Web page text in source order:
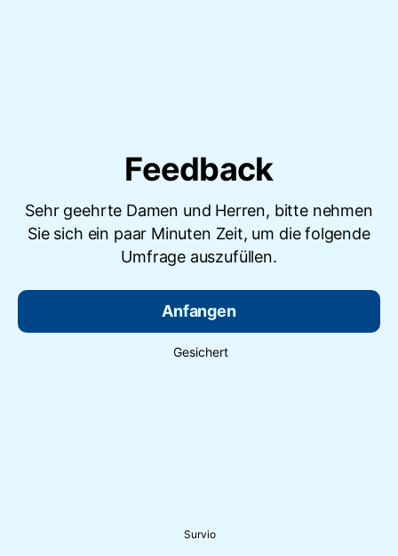
Feedback
Sehr geehrte Damen und Herren, bitte nehmen
Sie sich ein paar Minuten Zeit, um die folgende
Umfrage auszufüllen.
Anfangen
Gesichert
Survio